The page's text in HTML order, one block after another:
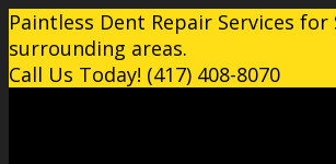
Paintless Dent Repair Services for
surrounding areas.
Call Us Today! (417) 408-8070